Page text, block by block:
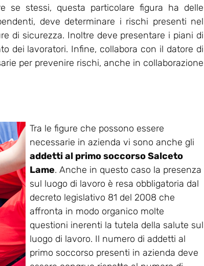
se stessi, questa particolare figura ha delle
deve determinare i rischi presenti nel
di sicurezza. Inoltre deve presentare i piani di
dei lavoratori. Infine, collabora con il datore di
per prevenire rischi, anche in collaborazione
Tra le figure che possono essere
necessarie in azienda vi sono anche gli
addetti al primo soccorso Salceto
Lame. Anche in questo caso la presenza
sul luogo di lavoro è resa obbligatoria dal
decreto legislativo 81 del 2008 che
affronta in modo organico molte
questioni inerenti la tutela della salute sul
luogo di lavoro. Il numero di addetti al
primo soccorso presenti in azienda deve